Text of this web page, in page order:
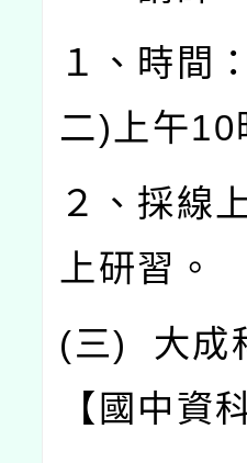
１、時間：
二) 上午10
２、採線
上研習。
(三) 大成
【國中資